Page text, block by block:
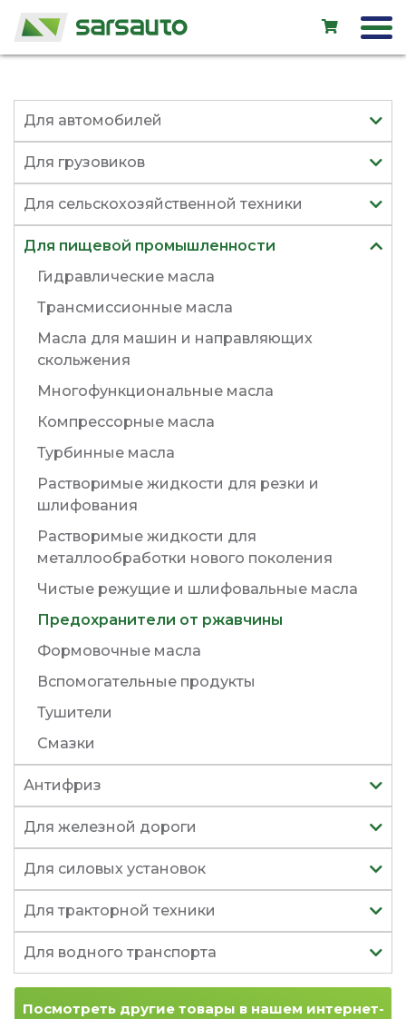
Автосервис
Прокат
Магазин
Подержанные авто
Для автомобилей
Для грузовиков
Для сельскохозяйственной техники
Для пищевой промышленности
Гидравлические масла
Трансмиссионные масла
Масла для машин и направляющих
скольжения
Многофункциональные масла
Компрессорные масла
Турбинные масла
Растворимые жидкости для резки и
шлифования
Растворимые жидкости для
металлообработки нового поколения
Чистые режущие и шлифовальные масла
Предохранители от ржавчины
Формовочные масла
Вспомогательные продукты
Тушители
Смазки
Антифриз
Для железной дороги
Для силовых установок
Для тракторной техники
Для водного транспорта
Посмотреть другие товары в нашем интернет-